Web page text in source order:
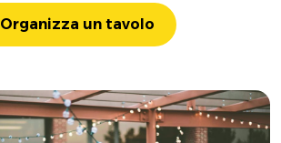
Organizza un tavolo